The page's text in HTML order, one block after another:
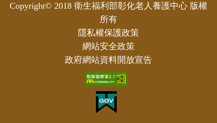
Copyright© 2018 衛生福利部彰化老人養護中心 版權
所有
隱私權保護政策
網站安全政策
政府網站資料開放宣告